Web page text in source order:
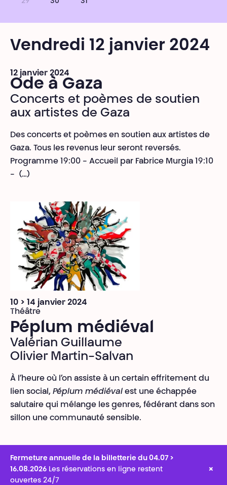
29 30 31
Vendredi 12 janvier 2024
12 janvier 2024
Ode à Gaza
Concerts et poèmes de soutien
aux artistes de Gaza
Des concerts et poèmes en soutien aux artistes de
Gaza. Tous les revenus leur seront reversés.
Programme 19:00 - Accueil par Fabrice Murgia 19:10
- (…)
10 > 14 janvier 2024
Théâtre
Péplum médiéval
Valérian Guillaume
Olivier Martin-Salvan
À l’heure où l’on assiste à un certain effritement du
lien social, Péplum médiéval est une échappée
salutaire qui mélange les genres, fédérant dans son
sillon une communauté sensible.
Fermeture annuelle de la billetterie du 04.07 >
16.08.2026 Les réservations en ligne restent
ouvertes 24/7
×